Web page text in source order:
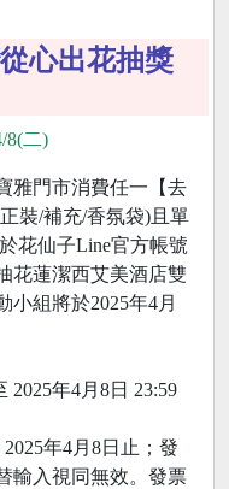
心出花抽獎
8(二)
雅門市消費任一【去
裝/補充/香氛袋)且單
花仙子Line官方帳號
花蓮潔西艾美酒店雙
小組將於2025年4月
2025年4月8日 23:59
年4月8日止；發
輸入視同無效。發票